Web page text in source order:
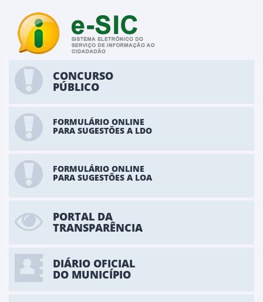
CONCURSO
PÚBLICO
FORMULÁRIO ONLINE
PARA SUGESTÕES A LDO
FORMULÁRIO ONLINE
PARA SUGESTÕES A LOA
PORTAL DA
TRANSPARÊNCIA
DIÁRIO OFICIAL
DO MUNICÍPIO